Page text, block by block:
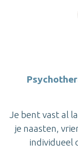
Je bent vast al
je naasten,
individueel